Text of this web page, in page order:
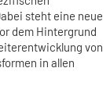
steht eine neue
dem Hintergrund
von
in allen